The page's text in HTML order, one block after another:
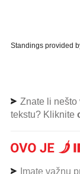
Standings provided
Znate li nešto
tekstu? Kliknite
Imate važnu